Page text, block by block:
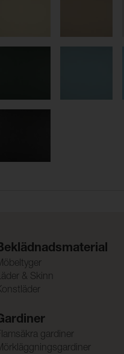
& Skinn
gardiner